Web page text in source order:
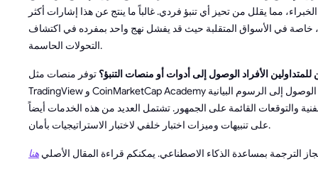
مما يقلل من تحيز أي تنبؤ فردي. غالباً ما ينتج عن هذا إشارات أكثر
خاصة في الأسواق المتقلبة حيث قد يفشل نهج واحد بمفرده في اكتشاف
التحولات الحاسمة.
الأفراد الوصول إلى أدوات أو منصات التنبؤ؟ توفر منصات مثل
TradingView و CoinMarketCap Academy وأسواق التنبؤ الوصول إلى الرسوم البيانية
والتوقعات القائمة على الجمهور. تشتمل العديد من هذه الخدمات أيضاً
على تنبيهات وميزات اختبار خلفي لاختبار الاستراتيجيات بأمان.
الترجمة بمساعدة الذكاء الاصطناعي. يمكنكم قراءة المقال الأصلي هنا